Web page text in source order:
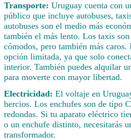
Transporte: Uruguay cuenta con
público que incluye autobuses,
autobuses son el medio más
también el más lento. Los taxis
cómodos, pero también más caros.
opción limitada, ya que solo
interior. También puedes alquilar
para moverte con mayor libertad.
Electricidad: El voltaje en
hercios. Los enchufes son de tipo
redondas. Si tu aparato eléctrico
o un enchufe distinto, necesitarás
transformador.